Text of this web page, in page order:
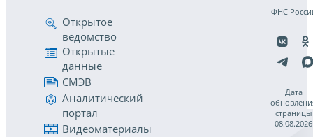
Открытое
ведомство
Открытые
данные
СМЭВ
Аналитический
портал
Видеоматериалы
ФНС
Дата
страницы
08.08.2026